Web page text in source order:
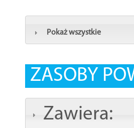
Pokaż wszystkie
ZASOBY
Zawiera: